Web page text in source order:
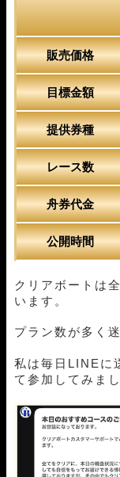
販売価格
目標金額
提供券種
レース数
舟券代金
公開時間
クリアボートは
います。
プラン数が多く
私は毎日LINEに
て参加してみまし